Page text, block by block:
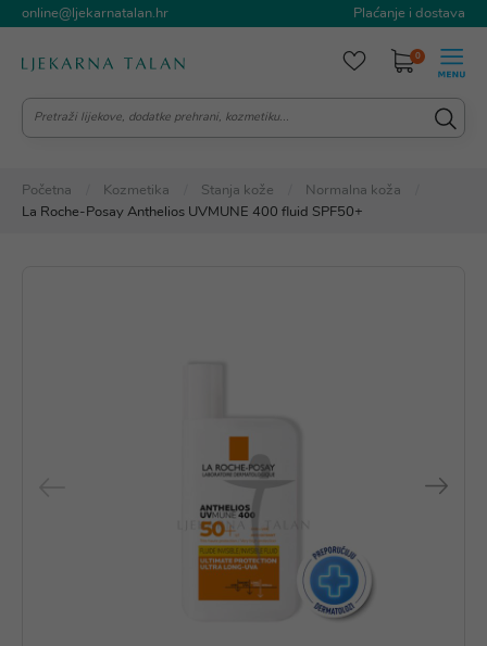
online@ljekarnatalan.hr Plaćanje i dostava
0
Početna Kozmetika Stanja kože
Normalna koža
La Roche-Posay Anthelios UVMUNE 400 fluid SPF50+